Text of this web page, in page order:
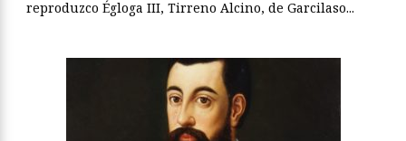
reproduzco Égloga III, Tirreno Alcino, de Garcilaso...